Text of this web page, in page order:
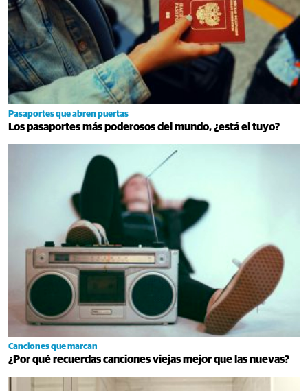
Pasaportes que abren puertas
Los pasaportes más poderosos del mundo, ¿está el tuyo?
Canciones que marcan
¿Por qué recuerdas canciones viejas mejor que las nuevas?